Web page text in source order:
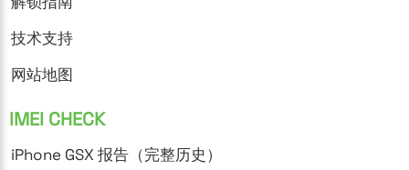
技术支持
网站地图
IMEI CHECK
iPhone GSX 报告（完整历史）